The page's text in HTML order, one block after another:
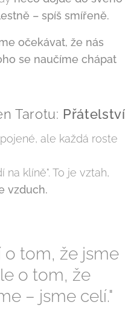
– spíš smířeně.
očekávat, že nás
se naučíme chápat
Tarotu: Přátelství
ale každá roste
na klíně". To je vztah,
vzduch.
o tom, že jsme
o tom, že
– jsme celí."